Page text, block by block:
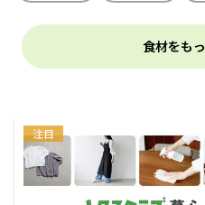
食材をも
注目